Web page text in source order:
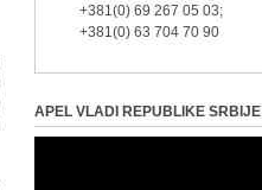
+381(0) 69 267 05 03;
+381(0) 63 704 70 90
APEL VLADI REPUBLIKE SRBIJE